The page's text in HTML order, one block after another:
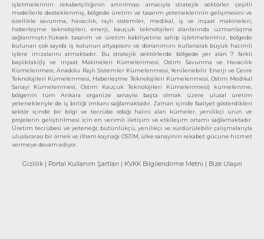
işletmelerinin rekabetçiliğinin artırılması amacıyla stratejik sektörler çeşitli
modellerle desteklenmiş, bölgede üretim ve tasarım yeteneklerinin gelişmesini ve
özellikle savunma, havacılık, raylı sistemler, medikal, iş ve inşaat makineleri,
haberleşme teknolojileri, enerji, kauçuk teknolojileri alanlarında uzmanlaşma
sağlanmıştır.Yüksek tasarım ve üretim kabiliyetine sahip işletmelerimiz, bölgede
bulunan çok sayıda iş kolunun altyapısını ve donanımını kullanarak büyük hacimli
işlere imzalarını atmaktadır. Bu stratejik sektörlerde bölgede yer alan 7 farklı
başlıktaki(İş ve inşaat Makineleri Kümelenmesi, Ostim Savunma ve Havacılık
Kümelenmesi, Anadolu Raylı Sistemler Kümelenmesi, Yenilenebilir Enerji ve Çevre
Teknolojileri Kümelenmesi, Haberleşme Teknolojileri Kümelenmesi, Ostim Medikal
Sanayi Kümelenmesi, Ostim Kauçuk Teknolojileri Kümelenmesi) kümelenme,
bölgenin tüm Ankara organize sanayisi başta olmak üzere ulusal üretim
yetenekleriyle de iş birliği imkanı sağlamaktadır. Zaman içinde faaliyet gösterdikleri
sektör içinde bir bilgi ve tecrübe odağı halini alan kümeler, yenilikçi ürün ve
projelerin geliştirilmesi için en verimli iletişim ve etkileşim ortamı sağlamaktadır.
Üretim tecrübesi ve yeteneği; bütünlükçü, yenilikçi ve sürdürülebilir çalışmalarıyla
uluslararası bir örnek ve ilham kaynağı OSTİM, ülke sanayinin rekabet gücüne hizmet
vermeye devam ediyor.
Gizlilik | Portal Kullanım Şartları | KVKK Bilgilendirme Metni | Bize Ulaşın